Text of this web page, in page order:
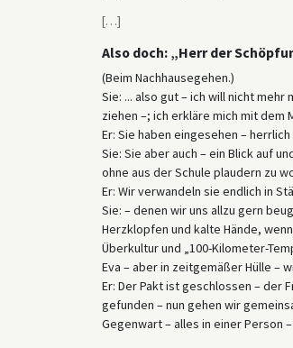
[…]
Also doch: „Herr der
(Beim Nachhausegehen.)
Sie: ... also gut – ich will nicht
ziehen –; ich erkläre mich mit
Er: Sie haben eingesehen – herrlich
Sie: Sie aber auch – ein Blick auf
ohne aus der Schule plaudern zu
Er: Wir verwandeln sie endlich in
Sie: – denen wir uns allzu gern
Herzklopfen und kalte Hände,
Überkultur und „100-Kilometer-
Eva – aber in zeitgemäßer Hülle –
Er: Der Pakt ist geschlossen – der
gefunden – nun gehen wir
Gegenwart – alles in einer Person